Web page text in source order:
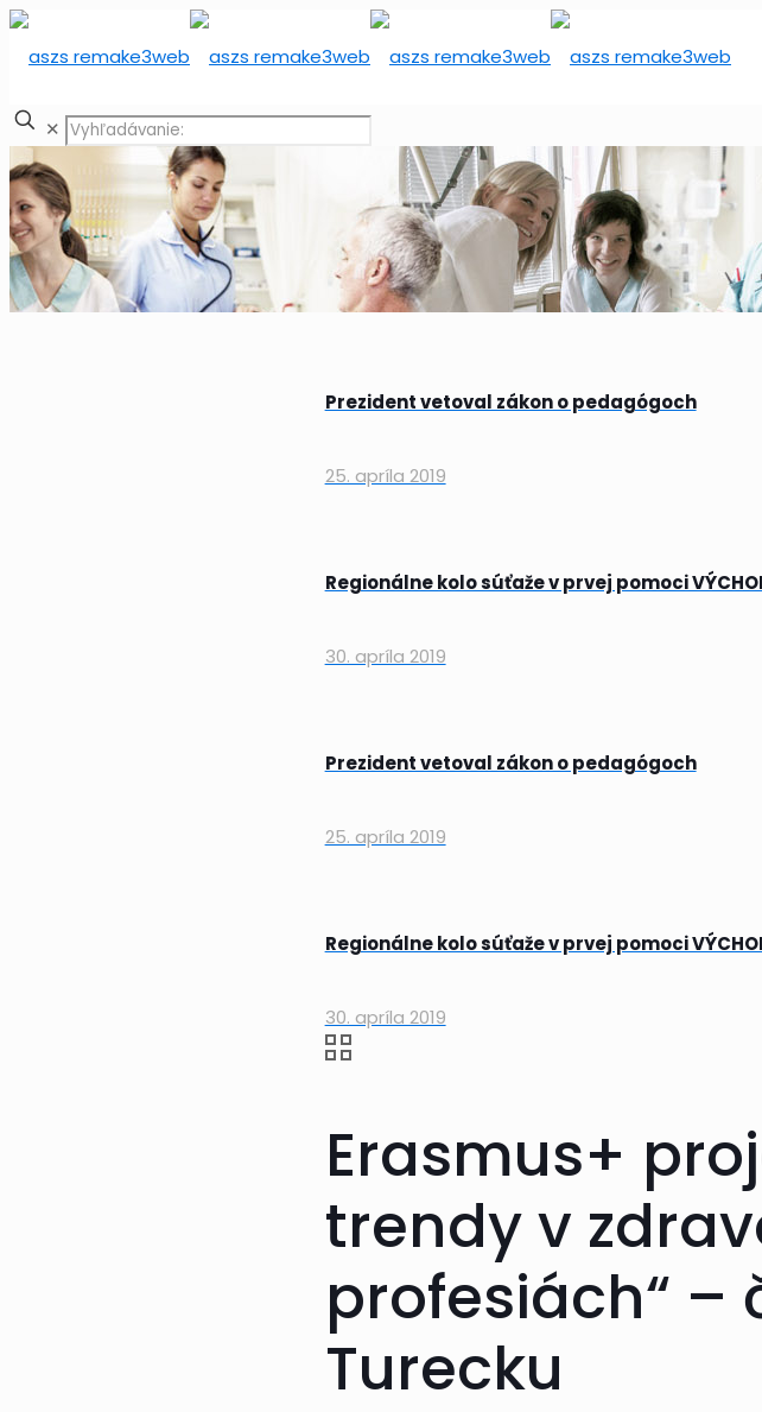
✕
Prezident vetoval zákon o pedagógoch
25. apríla 2019
Regionálne kolo súťaže v prvej pomoci
30. apríla 2019
Prezident vetoval zákon o pedagógoch
25. apríla 2019
Regionálne kolo súťaže v prvej pomoci
30. apríla 2019
Erasmus+
trendy v
profesiách“ –
Turecku